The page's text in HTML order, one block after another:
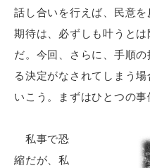
話し合いを行えば、民意
期待は、必ずしも叶うと
だ。今回、さらに、手順
る決定がなされてしまう
いこう。まずはひとつの事
私事で恐
縮だが、私